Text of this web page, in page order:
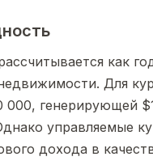
как
Для
генерирующей
управляемые
дохода в